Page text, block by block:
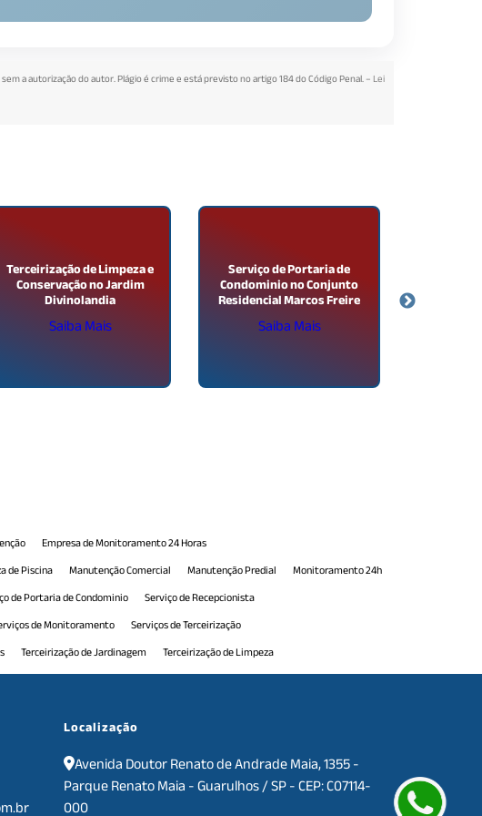
a autorização do autor. Plágio é crime e está previsto no artigo 184 do Código Penal. –Lei
Terceirização de Limpeza e
Conservação no Jardim
Divinolandia
Saiba Mais
Serviço de Portaria de
Condominio no Conjunto
Residencial Marcos Freire
Saiba Mais
Empresa de Monitoramento 24 Horas
de Piscina Manutenção Comercial Manutenção Predial
Monitoramento 24h
de Portaria de Condominio
Serviço de Recepcionista
de Monitoramento
Serviços de Terceirização
Terceirização de Jardinagem
Terceirização de Limpeza
Terceirização de Portaria
Terceirização de Portaria 24h
Localização
Avenida Doutor Renato de Andrade Maia, 1355 -
Parque Renato Maia - Guarulhos / SP - CEP: C07114-
000